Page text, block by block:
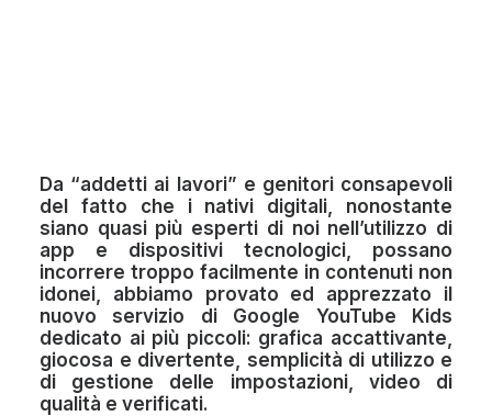
Da “addetti ai lavori” e genitori consapevoli
del fatto che i nativi digitali, nonostante
siano quasi più esperti di noi nell’utilizzo di
app e dispositivi tecnologici, possano
incorrere troppo facilmente in contenuti non
idonei, abbiamo provato ed apprezzato il
nuovo servizio di Google YouTube Kids
dedicato ai più piccoli: grafica accattivante,
giocosa e divertente, semplicità di utilizzo e
di gestione delle impostazioni, video di
qualità e verificati.